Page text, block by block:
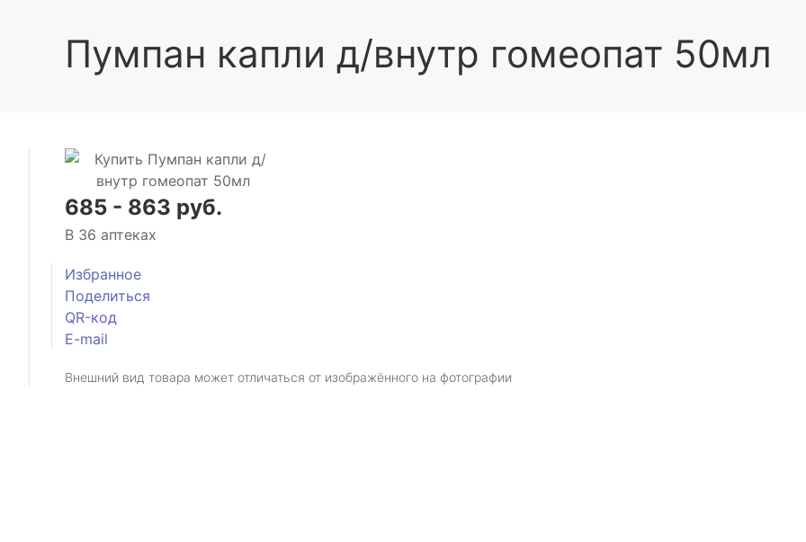
Пумпан капли д/внутр гомеопат 50мл
685 - 863 руб.
В 36 аптеках
Избранное
Поделиться
QR-код
E-mail
Внешний вид товара может отличаться от изображённого на фотографии